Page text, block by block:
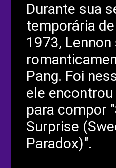
Durante sua
temporária
1973,
Pang. Foi
ele
para compor
Surprise
Paradox)".